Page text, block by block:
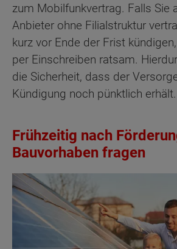
zum Mobilfunkvertrag. Falls Sie
Anbieter ohne Filialstruktur
kurz vor Ende der Frist
per Einschreiben ratsam.
die Sicherheit, dass der
Kündigung noch pünktlich erhält.
Frühzeitig nach
Bauvorhaben fragen